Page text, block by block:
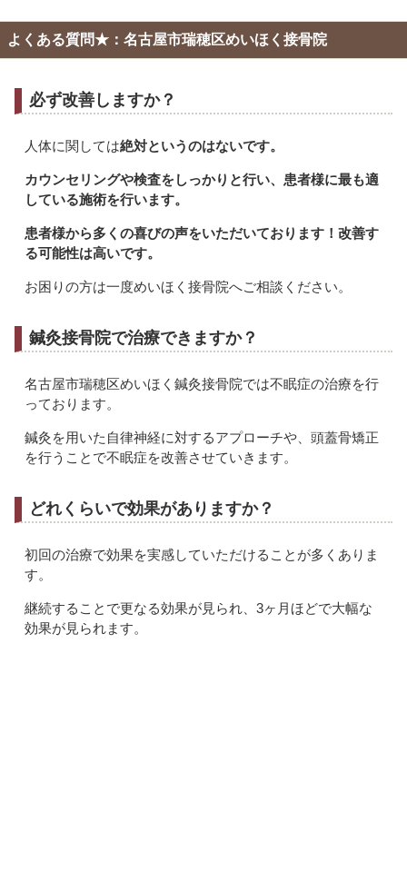
よくある質問★：名古屋市瑞穂区めいほく接骨院
必ず改善しますか？
人体に関しては絶対というのはないです。
カウンセリングや検査をしっかりと行い、患者様に最も適
している施術を行います。
患者様から多くの喜びの声をいただいております！改善す
る可能性は高いです。
お困りの方は一度めいほく接骨院へご相談ください。
鍼灸接骨院で治療できますか？
名古屋市瑞穂区めいほく鍼灸接骨院では不眠症の治療を行
っております。
鍼灸を用いた自律神経に対するアプローチや、頭蓋骨矯正
を行うことで不眠症を改善させていきます。
どれくらいで効果がありますか？
初回の治療で効果を実感していただけることが多くありま
す。
継続することで更なる効果が見られ、3ヶ月ほどで大幅な
効果が見られます。